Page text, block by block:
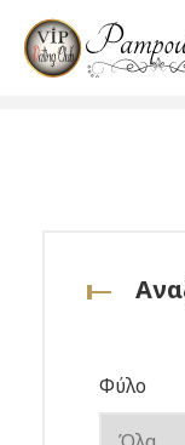
Φύλο